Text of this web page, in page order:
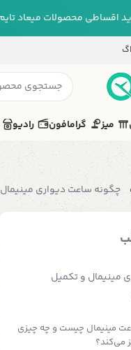
اقساطی محصولات میعاد
میز گرامافون رادیو
چگونه ساعت دیواری
مینیمال و تکمیل
مینیمال چیست و چه چیزی
می‌کند؟